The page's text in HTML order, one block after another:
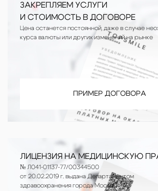
ЗАКРЕПЛЯЕМ УСЛУГИ
И СТОИМОСТЬ В ДОГОВОРЕ
Цена останется постоянной, даже в случае
курса валюты или других изменений на рынке
ПРИМЕР ДОГОВОРА
ЛИЦЕНЗИЯ НА МЕДИЦИНСКУЮ
№ Л041-01137-77/00344500
от 20.02.2019 г. выдана Департаментом
здравоохранения города Москвы